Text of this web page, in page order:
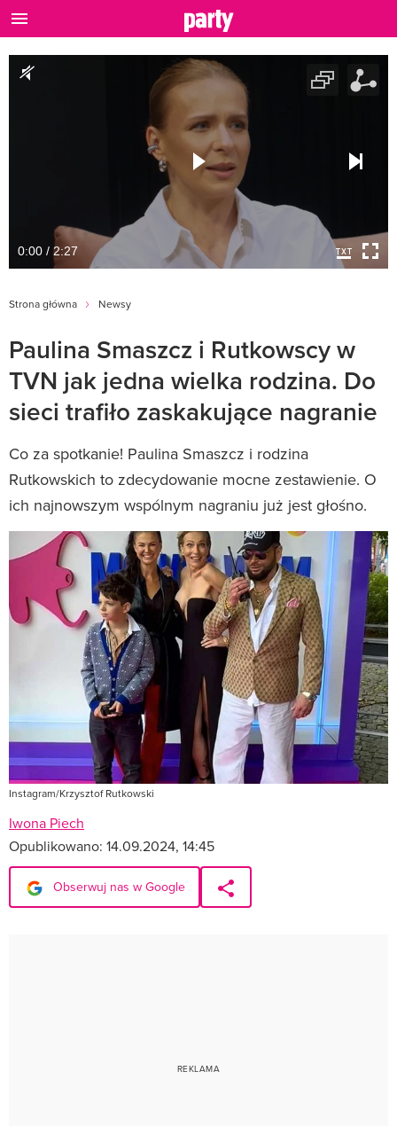
0:00 / 2:27
Strona główna Newsy
Paulina Smaszcz i Rutkowscy w
TVN jak jedna wielka rodzina. Do
sieci trafiło zaskakujące nagranie
Co za spotkanie! Paulina Smaszcz i rodzina
Rutkowskich to zdecydowanie mocne zestawienie. O
ich najnowszym wspólnym nagraniu już jest głośno.
Instagram/Krzysztof Rutkowski
Iwona Piech
Opublikowano: 14.09.2024, 14:45
Obserwuj nas w Google